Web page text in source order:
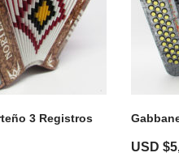
3 Registros
USD $